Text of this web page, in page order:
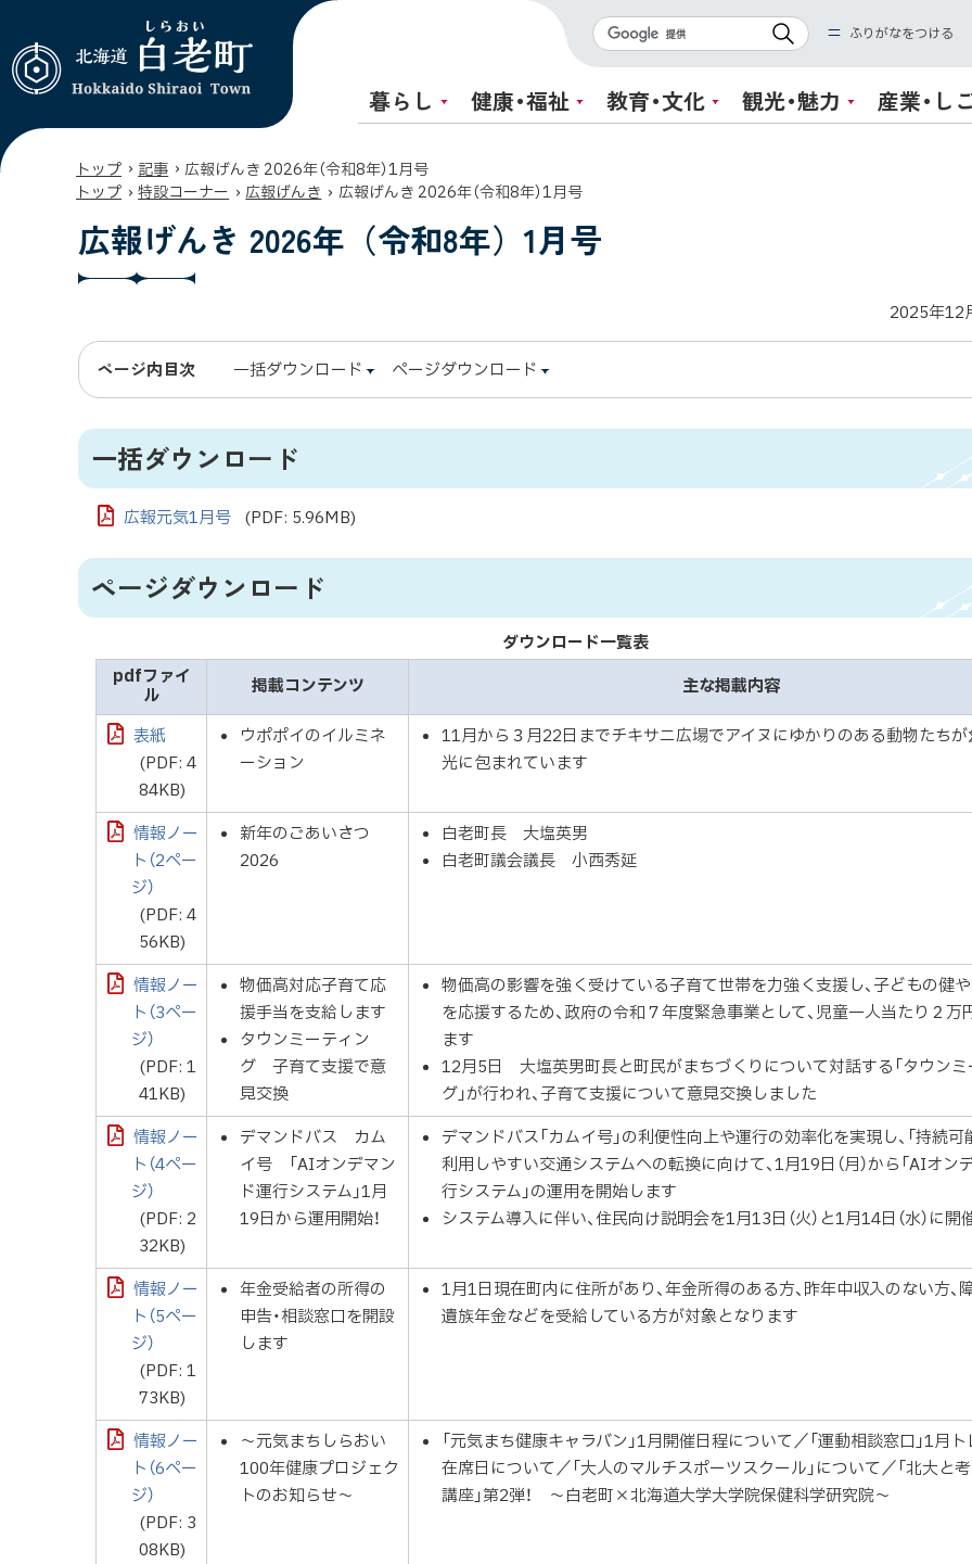
Shiraoi Town
検
索
ふりがなをつける
暮らし 健康・福祉 教育・文化 観光・魅力 産業・し
トップ › 記事 › 広報げんき 2026年（令和8年）1月号
トップ › 特設コーナー › 広報げんき › 広報げんき 2026年（令和8年）1月号
広報げんき 2026年（令和8年）1月号
2025年12
ページ内目次 一括ダウンロード ページダウンロード
一括ダウンロード
広報元気1月号 (PDF: 5.96MB)
ページダウンロード
ダウンロード一覧表
pdfファイ
ル 掲載コンテンツ
主な掲載内容
表紙
(PDF: 4
84KB)
ウポポイのイルミネ
ーション
11月から３月22日までチキサニ広場でアイヌにゆかりのある動物たち
光に包まれています
情報ノー
ト（2ペー
ジ）
(PDF: 4
56KB)
新年のごあいさつ
2026
白老町長 大塩英男
白老町議会議長 小西秀延
情報ノー
ト（3ペー
ジ）
(PDF: 1
41KB)
物価高対応子育て応
援手当を支給します
タウンミーティン
グ 子育て支援で意
見交換
物価高の影響を強く受けている子育て世帯を力強く支援し、子どもの健
を応援するため、政府の令和７年度緊急事業として、児童一人当たり２万
ます
12月5日 大塩英男町長と町民がまちづくりについて対話する「タウン
グ」が行われ、子育て支援について意見交換しました
情報ノー
ト（4ペー
ジ）
(PDF: 2
32KB)
デマンドバス カム
イ号 「AIオンデマン
ド運行システム」1月
19日から運用開始！
デマンドバス「カムイ号」の利便性向上や運行の効率化を実現し、「持続可
利用しやすい交通システムへの転換に向けて、1月19日（月）から「AIオン
行システム」の運用を開始します
システム導入に伴い、住民向け説明会を1月13日（火）と1月14日（水）に開
情報ノー
ト（5ペー
ジ）
(PDF: 1
73KB)
年金受給者の所得の
申告・相談窓口を開設
します
1月1日現在町内に住所があり、年金所得のある方、昨年中収入のない方、
遺族年金などを受給している方が対象となります
情報ノー
ト（6ペー
ジ）
(PDF: 3
08KB)
～元気まちしらおい
100年健康プロジェク
トのお知らせ～
「元気まち健康キャラバン」1月開催日程について／「運動相談窓口」1月
在席日について／「大人のマルチスポーツスクール」について／「北大と
講座」第2弾！ ～白老町×北海道大学大学院保健科学研究院～